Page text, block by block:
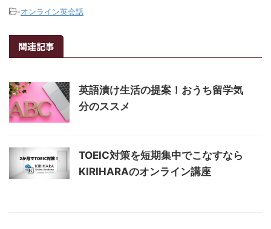
-オンライン英会話
関連記事
英語漬け生活の提案！おうち留学気
分のススメ
TOEIC対策を短期集中でこなすなら
KIRIHARAのオンライン講座